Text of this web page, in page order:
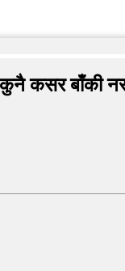
कसर बाँकी